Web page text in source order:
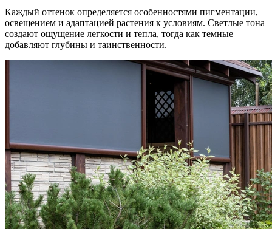
Каждый оттенок определяется особенностями пигментации,
освещением и адаптацией растения к условиям. Светлые тона
создают ощущение легкости и тепла, тогда как темные
добавляют глубины и таинственности.